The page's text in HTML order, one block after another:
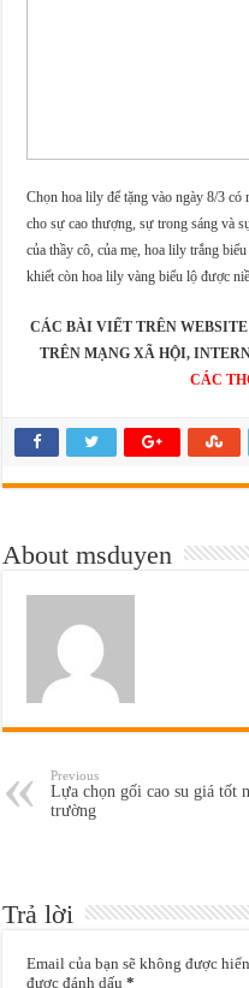
Chọn hoa lily để tặng vào ngày 8/3
cho sự cao thượng, sự trong sáng và
của thầy cô, của mẹ, hoa lily trắng
khiết còn hoa lily vàng biểu lộ được
CÁC BÀI VIẾT TRÊN
TRÊN MẠNG XÃ HỘI,
CÁC
About msduyen
Previous
Lựa chọn gối cao su giá tốt
trường
Trả lời
Email của bạn sẽ không được
được đánh dấu*